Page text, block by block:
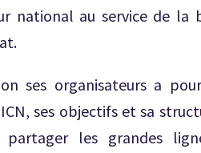
national au service de
ses organisateurs a
ses objectifs et sa
partager les grandes